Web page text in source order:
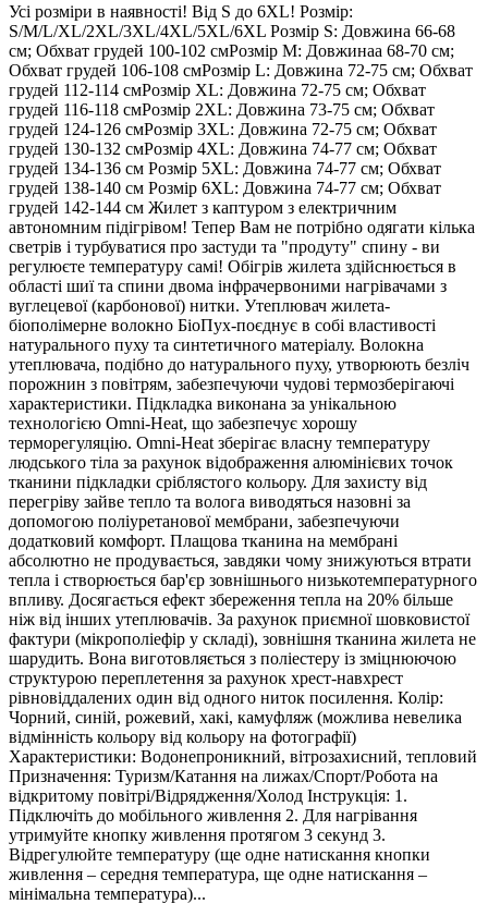
Усі розміри в наявності! Від S до 6XL! Розмір:
S/M/L/XL/2XL/3XL/4XL/5XL/6XL Розмір S: Довжина 66-68
см; Обхват грудей 100-102 смРозмір M: Довжинаа 68-70 см;
Обхват грудей 106-108 смРозмір L: Довжина 72-75 см; Обхват
грудей 112-114 смРозмір XL: Довжина 72-75 см; Обхват
грудей 116-118 смРозмір 2XL: Довжина 73-75 см; Обхват
грудей 124-126 смРозмір 3XL: Довжина 72-75 см; Обхват
грудей 130-132 смРозмір 4XL: Довжина 74-77 см; Обхват
грудей 134-136 см Розмір 5XL: Довжина 74-77 см; Обхват
грудей 138-140 см Розмір 6XL: Довжина 74-77 см; Обхват
грудей 142-144 см Жилет з каптуром з електричним
автономним підігрівом! Тепер Вам не потрібно одягати кілька
светрів і турбуватися про застуди та "продуту" спину - ви
регулюєте температуру самі! Обігрів жилета здійснюється в
області шиї та спини двома інфрачервоними нагрівачами з
вуглецевої (карбонової) нитки. Утеплювач жилета-
біополімерне волокно БіоПух-поєднує в собі властивості
натурального пуху та синтетичного матеріалу. Волокна
утеплювача, подібно до натурального пуху, утворюють безліч
порожнин з повітрям, забезпечуючи чудові термозберігаючі
характеристики. Підкладка виконана за унікальною
технологією Omni-Heat, що забезпечує хорошу
терморегуляцію. Omni-Heat зберігає власну температуру
людського тіла за рахунок відображення алюмінієвих точок
тканини підкладки сріблястого кольору. Для захисту від
перегріву зайве тепло та волога виводяться назовні за
допомогою поліуретанової мембрани, забезпечуючи
додатковий комфорт. Плащова тканина на мембрані
абсолютно не продувається, завдяки чому знижуються втрати
тепла і створюється бар'єр зовнішнього низькотемпературного
впливу. Досягається ефект збереження тепла на 20% більше
ніж від інших утеплювачів. За рахунок приємної шовковистої
фактури (мікрополіефір у складі), зовнішня тканина жилета не
шарудить. Вона виготовляється з поліестеру із зміцнюючою
структурою переплетення за рахунок хрест-навхрест
рівновіддалених один від одного ниток посилення. Колір:
Чорний, синій, рожевий, хакі, камуфляж (можлива невелика
відмінність кольору від кольору на фотографії)
Характеристики: Водонепроникний, вітрозахисний, тепловий
Призначення: Туризм/Катання на лижах/Спорт/Робота на
відкритому повітрі/Відрядження/Холод Інструкція: 1.
Підключіть до мобільного живлення 2. Для нагрівання
утримуйте кнопку живлення протягом 3 секунд 3.
Відрегулюйте температуру (ще одне натискання кнопки
живлення – середня температура, ще одне натискання –
мінімальна температура)...